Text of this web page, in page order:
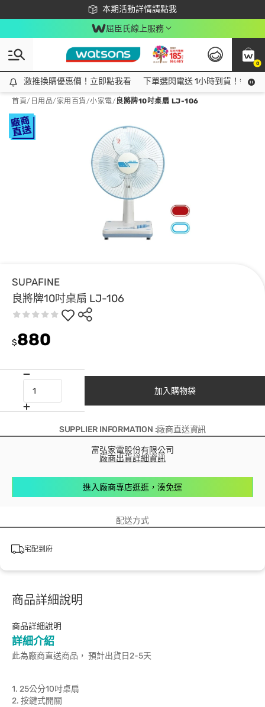
本期活動詳情請點我
下載app最高回饋$350
屈臣氏線上服務
0
激推換購優惠價！立即點我看
激推換購優惠價！立即點我看 下單選閃電送 1小時到貨！領神
首頁/ 日用品/ 家用百貨/小家電/良將牌10吋桌扇 LJ-106
SUPAFINE
良將牌10吋桌扇 LJ-106
$880
加入購物袋
SUPPLIER INFORMATION :廠商直送資訊
富弘家電股份有限公司
廠商出貨詳細資訊
進入廠商專店逛逛，湊免運
配送方式
宅配到府
商品詳細說明
商品詳細說明
詳細介紹
此為廠商直送商品， 預計出貨日2-5天
1. 25公分10吋桌扇
2. 按鍵式開關